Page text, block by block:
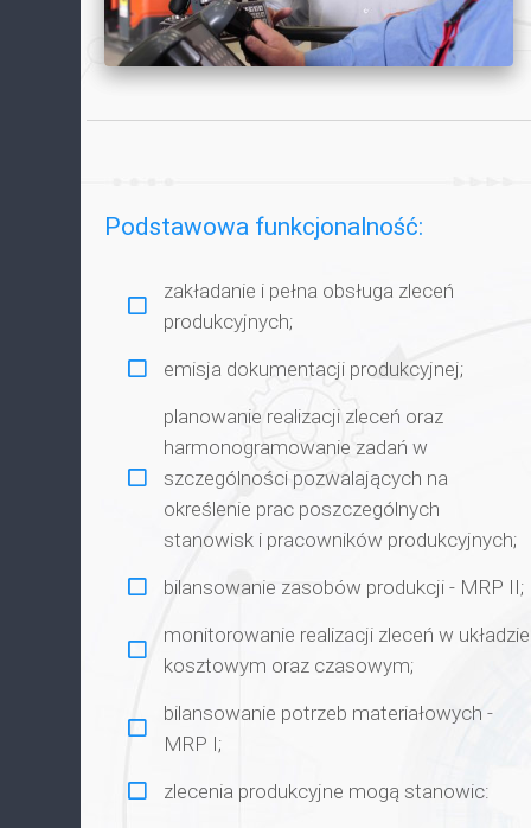
Podstawowa funkcjonalność:
zakładanie i pełna obsługa zleceń
produkcyjnych;
emisja dokumentacji produkcyjnej;
planowanie realizacji zleceń oraz
harmonogramowanie zadań w
szczególności pozwalających na
określenie prac poszczególnych
stanowisk i pracowników produkcyjnych;
bilansowanie zasobów produkcji - MRP II;
monitorowanie realizacji zleceń w układzie
kosztowym oraz czasowym;
bilansowanie potrzeb materiałowych -
MRP I;
zlecenia produkcyjne mogą stanowic: